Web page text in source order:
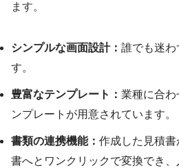
ます。
シンプルな画面設計： 誰でも迷わ
す。
豊富なテンプレート： 業種に合
ンプレートが用意されています。
書類の連携機能： 作成した見積
書へとワンクリックで変換でき